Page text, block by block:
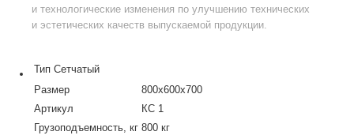
и технологические изменения по улучшению технических
и эстетических качеств выпускаемой продукции.
Тип Сетчатый
Размер
800х600х700
Артикул
КС 1
Грузоподъемность, кг 800 кг